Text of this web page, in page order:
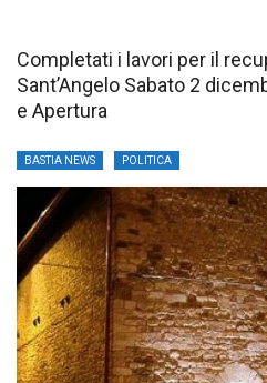
Completati i lavori per il
Sant’Angelo Sabato 2
e Apertura
BASTIA NEWS POLITICA